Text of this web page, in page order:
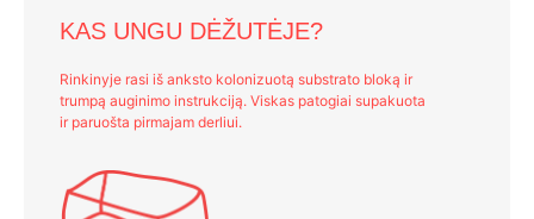
KAS UNGU DĖŽUTĖJE?
Rinkinyje rasi iš anksto kolonizuotą substrato bloką ir
trumpą auginimo instrukciją. Viskas patogiai supakuota
ir paruošta pirmajam derliui.